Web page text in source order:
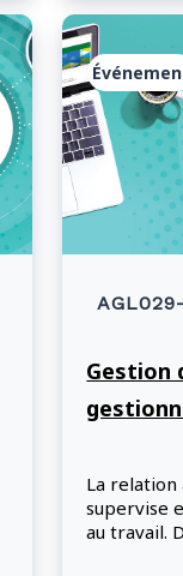
Gestion
La relation
supervise
au travail.